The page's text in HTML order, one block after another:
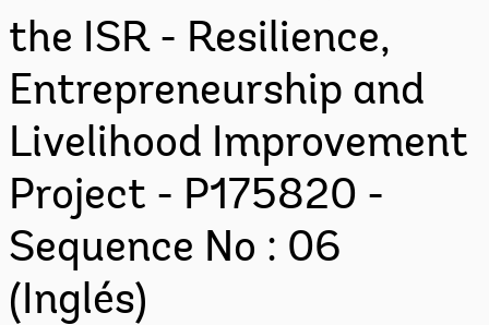
the ISR - Resilience,
Entrepreneurship and
Livelihood Improvement
Project - P175820 -
Sequence No : 06
(Inglés)